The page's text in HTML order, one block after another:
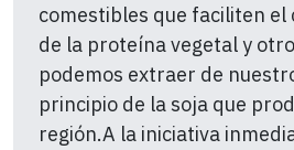
comestibles que faciliten el
de la proteína vegetal y
podemos extraer de
principio de la soja que
región.A la iniciativa